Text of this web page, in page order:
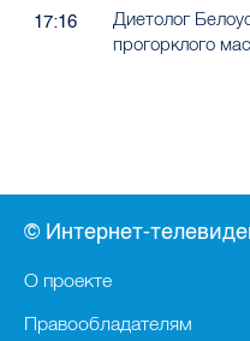
17:16
Диетолог
прогорклого
© Интернет-
О проекте
Правообладателям